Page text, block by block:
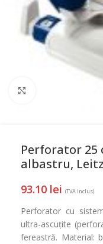
Perforator 25
albastru, Leitz
93.10 lei (TVA inclus)
Perforator cu
ultra-ascuțite
fereastră. Material: